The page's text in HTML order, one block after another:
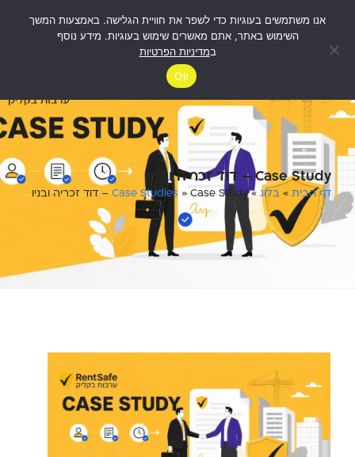
לבדיקת
Case Study – דוד זכריה ובניו
דף הבית » בלוג »
Case Studies » Case Study – דוד זכריה ובניו
אנו משתמשים בעוגיות כדי לשפר את חוויית הגלישה. באמצעות המשך
השימוש באתר, אתם מאשרים שימוש בעוגיות. מידע נוסף
במדיניות הפרטיות
Ok